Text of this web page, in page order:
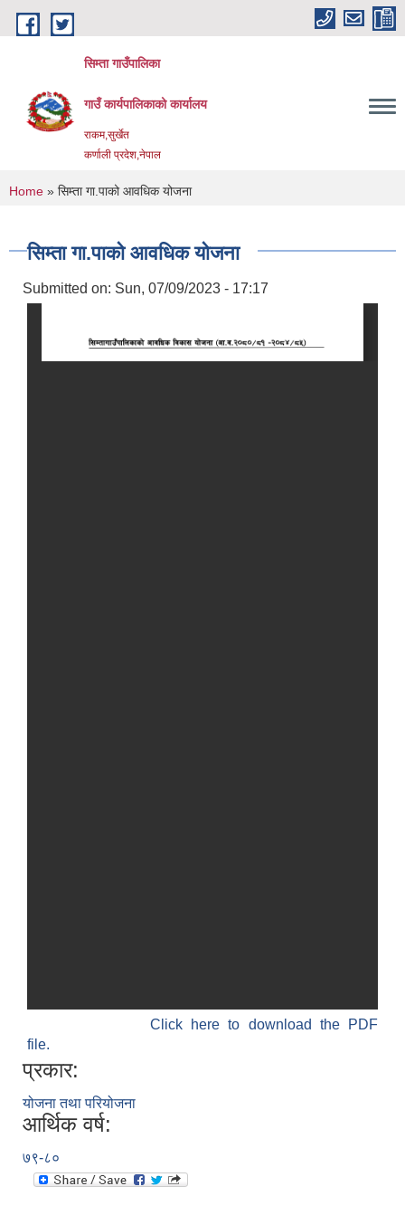
Skip to main content
सिम्ता गाउँपालिका
गाउँ कार्यपालिकाको कार्यालय
राकम,सुर्खेत
कर्णाली प्रदेश,नेपाल
You are here
Home » सिम्ता गा.पाको आवधिक योजना
सिम्ता गा.पाको आवधिक योजना
Submitted on: Sun, 07/09/2023 - 17:17
Click here to download the PDF
file.
प्रकार:
योजना तथा परियोजना
आर्थिक वर्ष:
७९-८०